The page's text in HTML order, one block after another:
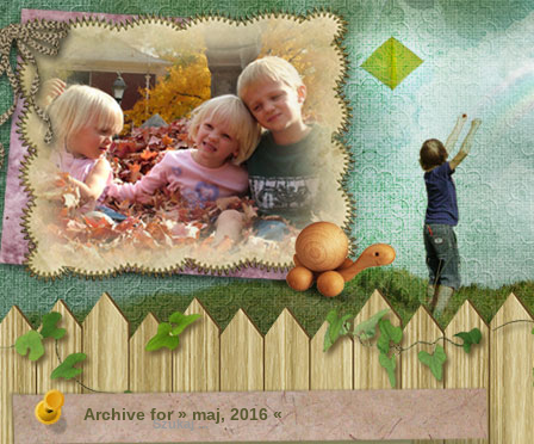
Archive for » maj, 2016 «